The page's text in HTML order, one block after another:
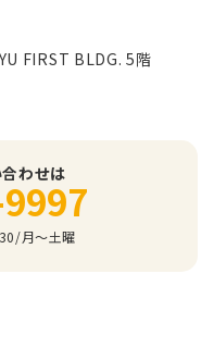
FIRST BLDG. 5階
わせは
⽉〜⼟曜